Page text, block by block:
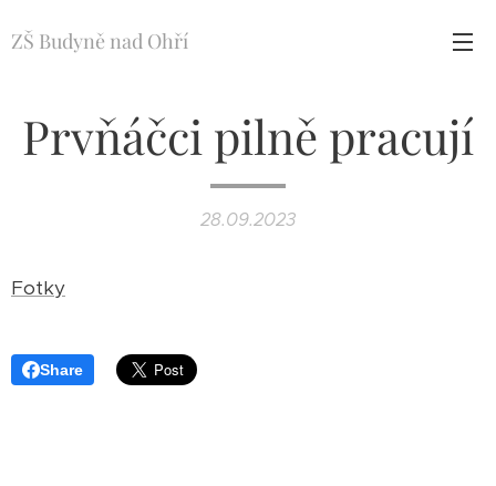
ZŠ Budyně nad Ohří
Prvňáčci pilně pracují
28.09.2023
Fotky
Share